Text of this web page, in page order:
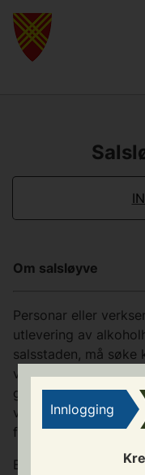
Innlogging
Om salsløyve
Personar eller
utlevering av
salsstaden, må søke
vert ikkje gjeve til
gjeld drikk som
volumprosent
fire år om gangen.
Endringar i løyve